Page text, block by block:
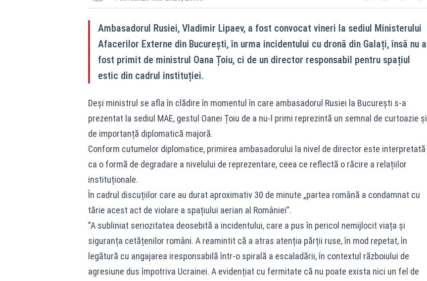
Ambasadorul Rusiei, Vladimir Lipaev, a fost convocat vineri la sediul Ministerului
Afacerilor Externe din București, în urma incidentului cu dronă din Galați, însă nu a
fost primit de ministrul Oana Țoiu, ci de un director responsabil pentru spațiul
estic din cadrul instituției.
Deși ministrul se afla în clădire în momentul în care ambasadorul Rusiei la București s-a
prezentat la sediul MAE, gestul Oanei Țoiu de a nu-l primi reprezintă un semnal de curtoazie și
de importanță diplomatică majoră.
Conform cutumelor diplomatice, primirea ambasadorului la nivel de director este interpretată
ca o formă de degradare a nivelului de reprezentare, ceea ce reflectă o răcire a relațiilor
instituționale.
În cadrul discuțiilor care au durat aproximativ 30 de minute „partea română a condamnat cu
tărie acest act de violare a spațiului aerian al României”.
”A subliniat seriozitatea deosebită a incidentului, care a pus în pericol nemijlocit viața și
siguranța cetățenilor români. A reamintit că a atras atenția părții ruse, în mod repetat, în
legătură cu angajarea iresponsabilă într-o spirală a escaladării, în contextul războiului de
agresiune dus împotriva Ucrainei. A evidențiat cu fermitate că nu poate exista nici un fel de